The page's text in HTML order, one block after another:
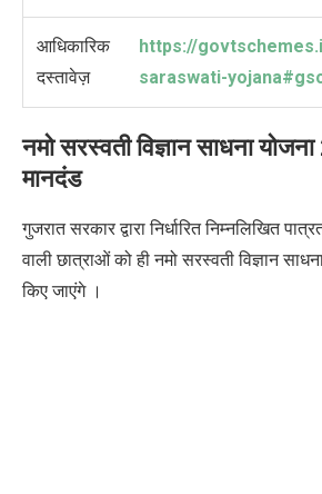
आधिकारिक
दस्तावेज़
https://
saraswati-
नमो सरस्वती विज्ञान साधना
मानदंड
गुजरात सरकार द्वारा निर्धारित निम्नलिखित
वालीछात्राओंको ही नमो सरस्वती विज्ञान
किए जाएंगे ।